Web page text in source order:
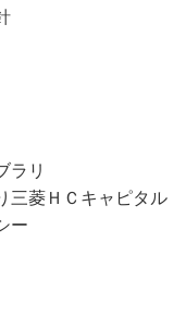
ラリ
三菱ＨＣキャピタル
ー